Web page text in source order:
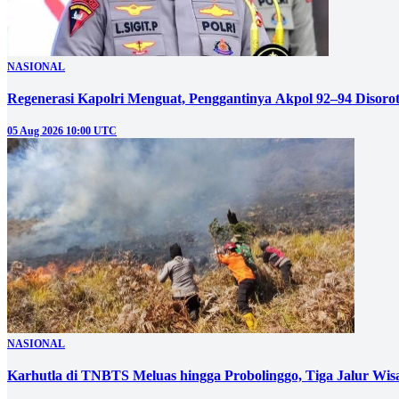
NASIONAL
Regenerasi Kapolri Menguat, Penggantinya Akpol 92–94 Disorot
05 Aug 2026 10:00 UTC
NASIONAL